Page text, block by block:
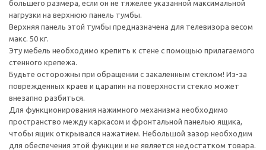
большего размера, если он не тяжелее указанной максимальной
нагрузки на верхнюю панель тумбы.
Верхняя панель этой тумбы предназначена для телевизора весом
макс. 50 кг.
Эту мебель необходимо крепить к стене с помощью прилагаемого
стенного крепежа.
Будьте осторожны при обращении с закаленным стеклом! Из-за
поврежденных краев и царапин на поверхности стекло может
внезапно разбиться.
Для функционирования нажимного механизма необходимо
пространство между каркасом и фронтальной панелью ящика,
чтобы ящик открывался нажатием. Небольшой зазор необходим
для обеспечения этой функции и не является недостатком товара.